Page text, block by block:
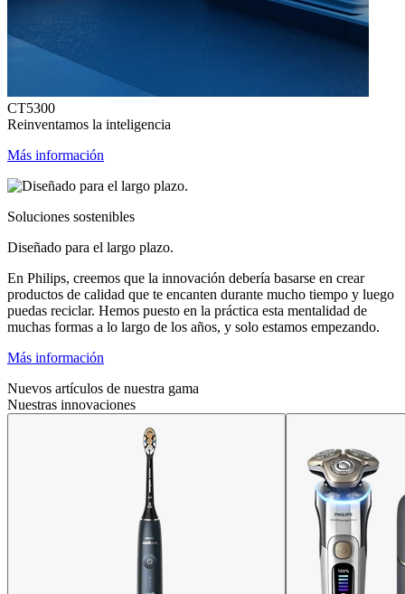
CT5300
Reinventamos la inteligencia
Más información
Soluciones sostenibles
Diseñado para el largo plazo.
En Philips, creemos que la innovación debería basarse en crear
productos de calidad que te encanten durante mucho tiempo y luego
puedas reciclar. Hemos puesto en la práctica esta mentalidad de
muchas formas a lo largo de los años, y solo estamos empezando.
Más información
Nuevos artículos de nuestra gama
Nuestras innovaciones